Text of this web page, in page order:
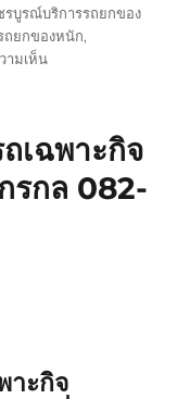
รบูรณ์บริการรถยกของ
ถยกของหนัก,
ามเห็นบน
ของ
10
5
เฉพาะกิจ
รกล 082-
าะกิจ